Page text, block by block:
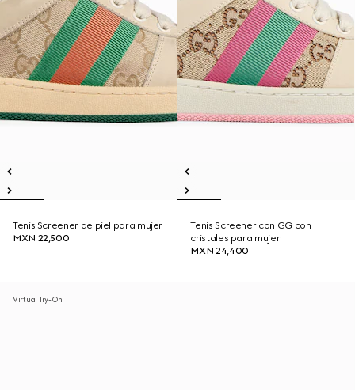
Tenis Screener de piel para mujer
MXN 22,500
Tenis Screener con GG con
cristales para mujer
MXN 24,400
Virtual Try-On